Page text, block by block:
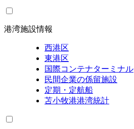
港湾施設情報
西港区
東港区
国際コンテナターミナル
民間企業の係留施設
定期・定航船
苫小牧港港湾統計